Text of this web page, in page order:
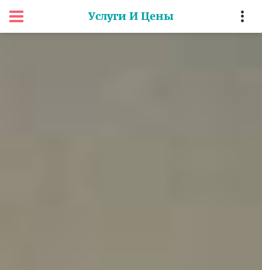
Услуги И Цены